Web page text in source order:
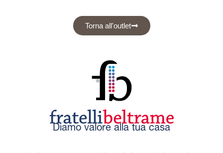
Torna all'outlet
Diamo valore alla tua casa